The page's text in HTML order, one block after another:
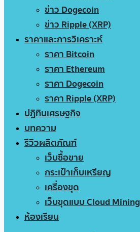
ข่าว Dogecoin
ข่าว Ripple (XRP)
ราคาและการวิเคราะห์
ราคา Bitcoin
ราคา Ethereum
ราคา Dogecoin
ราคา Ripple (XRP)
ปฏิทินเศรษฐกิจ
บทความ
รีวิวผลิตภัณฑ์
เว็บซื้อขาย
กระเป๋าเก็บเหรียญ
เครื่องขุด
เว็บขุดแบบ Cloud Mining
ห้องเรียน